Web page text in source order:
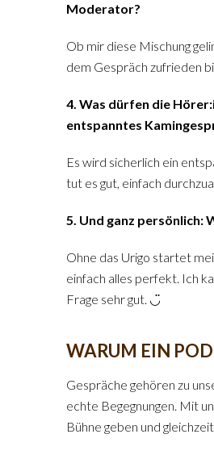
Moderator?
Ob mir diese Mischung
dem Gespräch zufrieden
4. Was dürfen die
entspanntes
Es wird sicherlich ein
tut es gut, einfach
5. Und ganz persönlich:
Ohne das Urigo startet
einfach alles perfekt. Ich
Frage sehr gut. ◡̈
WARUM EIN
Gespräche gehören zu
echte Begegnungen. Mit
Bühne geben und